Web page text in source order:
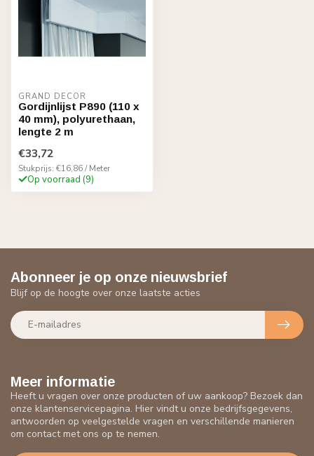
GRAND DECOR
Gordijnlijst P890 (110 x
40 mm), polyurethaan,
lengte 2 m
€33,72
Stukprijs: €16,86 / Meter
Op voorraad (9)
Meer informatie
Heeft u vragen over onze producten of uw aankoop? Bezoek dan
onze klantenservicepagina. Hier vindt u onze bedrijfsgegevens,
antwoorden op veelgestelde vragen en verschillende manieren
om contact met ons op te nemen.
Abonneer je op onze nieuwsbrief
Blijf op de hoogte over onze laatste acties